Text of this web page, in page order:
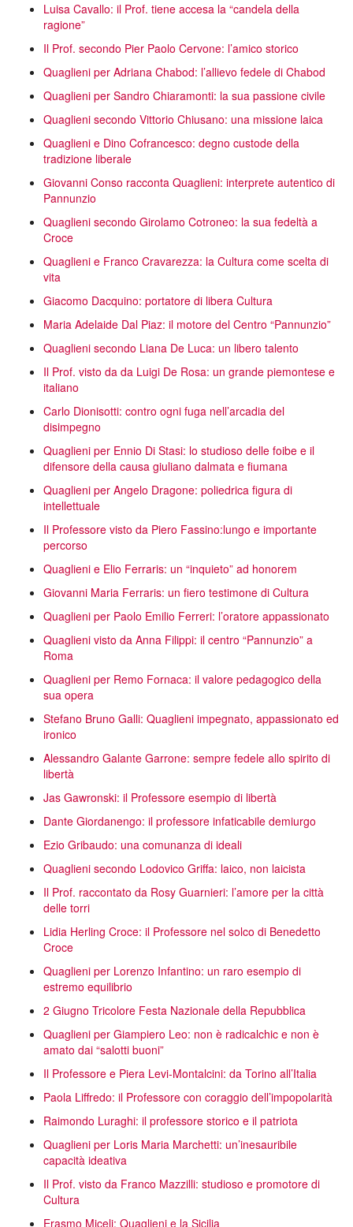
Luisa Cavallo: il Prof. tiene accesa la “candela della
ragione”
Il Prof. secondo Pier Paolo Cervone: l’amico storico
Quaglieni per Adriana Chabod: l’allievo fedele di Chabod
Quaglieni per Sandro Chiaramonti: la sua passione civile
Quaglieni secondo Vittorio Chiusano: una missione laica
Quaglieni e Dino Cofrancesco: degno custode della
tradizione liberale
Giovanni Conso racconta Quaglieni: interprete autentico di
Pannunzio
Quaglieni secondo Girolamo Cotroneo: la sua fedeltà a
Croce
Quaglieni e Franco Cravarezza: la Cultura come scelta di
vita
Giacomo Dacquino: portatore di libera Cultura
Maria Adelaide Dal Piaz: il motore del Centro “Pannunzio”
Quaglieni secondo Liana De Luca: un libero talento
Il Prof. visto da da Luigi De Rosa: un grande piemontese e
italiano
Carlo Dionisotti: contro ogni fuga nell’arcadia del
disimpegno
Quaglieni per Ennio Di Stasi: lo studioso delle foibe e il
difensore della causa giuliano dalmata e fiumana
Quaglieni per Angelo Dragone: poliedrica figura di
intellettuale
Il Professore visto da Piero Fassino:lungo e importante
percorso
Quaglieni e Elio Ferraris: un “inquieto” ad honorem
Giovanni Maria Ferraris: un fiero testimone di Cultura
Quaglieni per Paolo Emilio Ferreri: l’oratore appassionato
Quaglieni visto da Anna Filippi: il centro “Pannunzio” a
Roma
Quaglieni per Remo Fornaca: il valore pedagogico della
sua opera
Stefano Bruno Galli: Quaglieni impegnato, appassionato ed
ironico
Alessandro Galante Garrone: sempre fedele allo spirito di
libertà
Jas Gawronski: il Professore esempio di libertà
Dante Giordanengo: il professore infaticabile demiurgo
Ezio Gribaudo: una comunanza di ideali
Quaglieni secondo Lodovico Griffa: laico, non laicista
Il Prof. raccontato da Rosy Guarnieri: l’amore per la città
delle torri
Lidia Herling Croce: il Professore nel solco di Benedetto
Croce
Quaglieni per Lorenzo Infantino: un raro esempio di
estremo equilibrio
2 Giugno Tricolore Festa Nazionale della Repubblica
Quaglieni per Giampiero Leo: non è radicalchic e non è
amato dai “salotti buoni”
Il Professore e Piera Levi-Montalcini: da Torino all’Italia
Paola Liffredo: il Professore con coraggio dell’impopolarità
Raimondo Luraghi: il professore storico e il patriota
Quaglieni per Loris Maria Marchetti: un’inesauribile
capacità ideativa
Il Prof. visto da Franco Mazzilli: studioso e promotore di
Cultura
Erasmo Miceli: Quaglieni e la Sicilia